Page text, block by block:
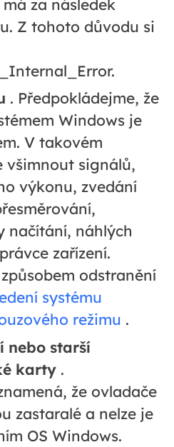
za následek
Z tohoto důvodu si
. Předpokládejme, že
Windows je
V takovém
všimnout signálů,
výkonu, zvedání
načítání, náhlých
zařízení.
odstranění
systému
režimu .
starší
karty .
že ovladače
zastaralé a nelze je
OS Windows.